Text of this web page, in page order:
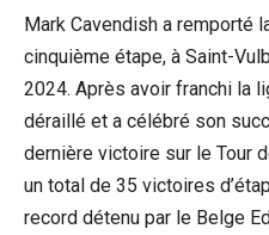
Mark Cavendish a remporté
cinquième étape, à Saint-
2024. Après avoir franchi la
déraillé et a célébré son
dernière victoire sur le Tour
un total de 35 victoires
record détenu par le Belge